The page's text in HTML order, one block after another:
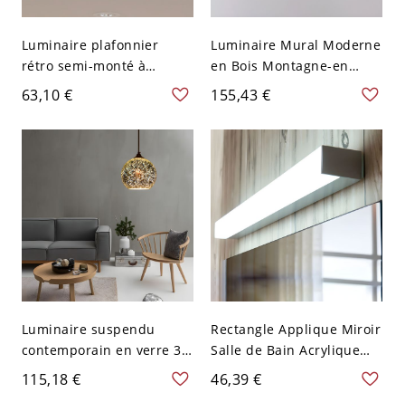
Luminaire plafonnier
rétro semi-monté à
ampoule unique avec
verre clair nervuré
63,10 €
Luminaire Mural Moderne
en Bois Montagne-en
Forme Applique à Abat-
Jour en Acrylique - 110 V-
120 V Bois 80,01 cm Blanc
155,43 €
Luminaire suspendu
contemporain en verre 3D
à 1 tête pour restaurant,
6" de large, en chrome
115,18 €
Rectangle Applique Miroir
Salle de Bain Acrylique
Lumière de Vanité LED
Moderne en Argent - 110
46,39 €